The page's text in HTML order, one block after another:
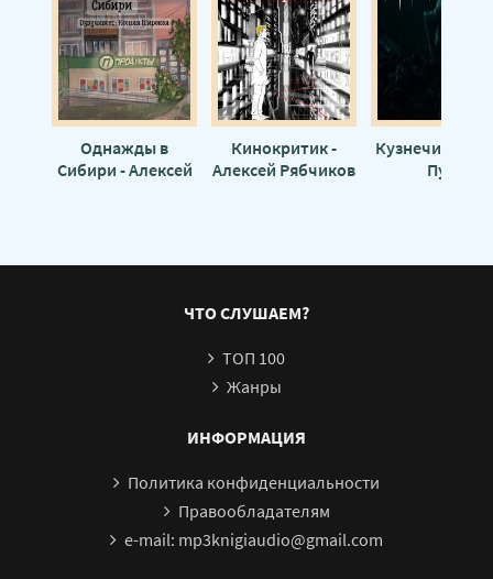
Однажды в
Сибири - Алексей
Кинокритик -
Алексей Рябчиков
Кузнечик -
Пуш
ЧТО СЛУШАЕМ?
ТОП 100
Жанры
ИНФОРМАЦИЯ
Политика конфиденциальности
Правообладателям
e-mail: mp3knigiaudio@gmail.com